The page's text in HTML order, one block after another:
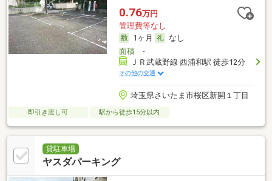
0.76万円
管理費等なし
1ヶ月
なし
面積-
ＪＲ武蔵野線 西浦和駅 徒歩12分
その他の交通
埼玉県さいたま市桜区新開１丁目
即引き渡し可 駅から徒歩15分以内
貸駐車場
ヤスダパーキング